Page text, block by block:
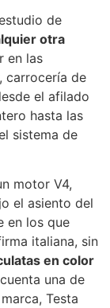
de
otra
en las
carrocería de
el afilado
hasta las
sistema de
motor V4,
el asiento del
en los que
italiana, sin
en color
una de
Testa